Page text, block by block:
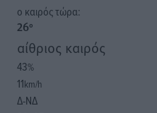
o καιρός τώρα:
26°
αίθριος καιρός
43%
11km/h
Δ-ΝΔ